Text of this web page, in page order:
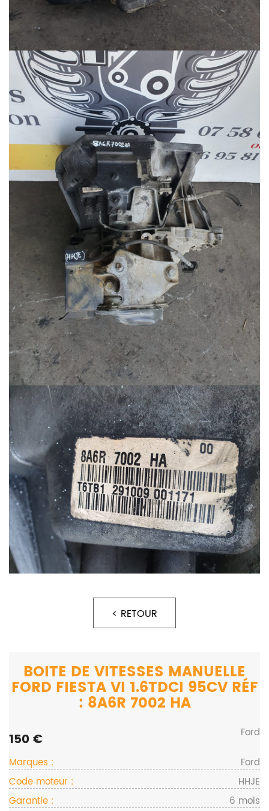
< RETOUR
BOITE DE VITESSES MANUELLE
FORD FIESTA VI 1.6TDCI 95CV RÉF
: 8A6R 7002 HA
150 €
Ford
Marques :
Ford
Code moteur :
HHJE
Garantie :
6 mois